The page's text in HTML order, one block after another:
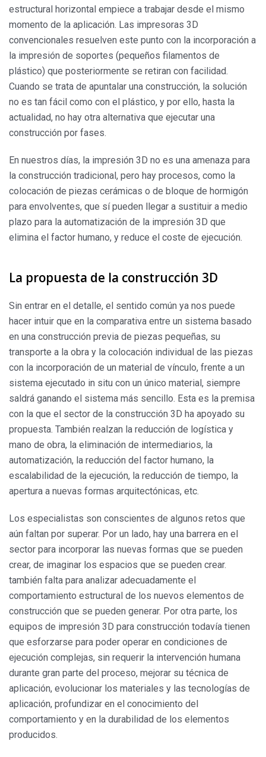
estructural horizontal empiece a trabajar desde el mismo
momento de la aplicación. Las impresoras 3D
convencionales resuelven este punto con la incorporación a
la impresión de soportes (pequeños filamentos de
plástico) que posteriormente se retiran con facilidad.
Cuando se trata de apuntalar una construcción, la solución
no es tan fácil como con el plástico, y por ello, hasta la
actualidad, no hay otra alternativa que ejecutar una
construcción por fases.
En nuestros días, la impresión 3D no es una amenaza para
la construcción tradicional, pero hay procesos, como la
colocación de piezas cerámicas o de bloque de hormigón
para envolventes, que sí pueden llegar a sustituir a medio
plazo para la automatización de la impresión 3D que
elimina el factor humano, y reduce el coste de ejecución.
La propuesta de la construcción 3D
Sin entrar en el detalle, el sentido común ya nos puede
hacer intuir que en la comparativa entre un sistema basado
en una construcción previa de piezas pequeñas, su
transporte a la obra y la colocación individual de las piezas
con la incorporación de un material de vínculo, frente a un
sistema ejecutado in situ con un único material, siempre
saldrá ganando el sistema más sencillo. Esta es la premisa
con la que el sector de la construcción 3D ha apoyado su
propuesta. También realzan la reducción de logística y
mano de obra, la eliminación de intermediarios, la
automatización, la reducción del factor humano, la
escalabilidad de la ejecución, la reducción de tiempo, la
apertura a nuevas formas arquitectónicas, etc.
Los especialistas son conscientes de algunos retos que
aún faltan por superar. Por un lado, hay una barrera en el
sector para incorporar las nuevas formas que se pueden
crear, de imaginar los espacios que se pueden crear.
también falta para analizar adecuadamente el
comportamiento estructural de los nuevos elementos de
construcción que se pueden generar. Por otra parte, los
equipos de impresión 3D para construcción todavía tienen
que esforzarse para poder operar en condiciones de
ejecución complejas, sin requerir la intervención humana
durante gran parte del proceso, mejorar su técnica de
aplicación, evolucionar los materiales y las tecnologías de
aplicación, profundizar en el conocimiento del
comportamiento y en la durabilidad de los elementos
producidos.